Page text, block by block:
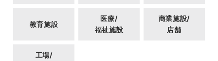
教育施設
医療/
福祉施設
商業施設/
店舗
工場/